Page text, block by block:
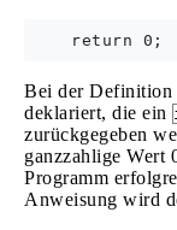
Bei der Definition
deklariert, die ein
zurückgegeben
ganzzahlige Wert
Programm
Anweisung wird